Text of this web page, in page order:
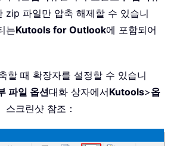
zip 파일만 압축 해제할 수 있습니
는Kutools for Outlook에 포함되어
할 때 확장자를 설정할 수 있습니
파일 옵션대화 상자에서Kutools>옵
스크린샷 참조：